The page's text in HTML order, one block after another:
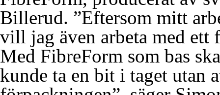
Billerud. ”Eftersom mitt
vill jag även arbeta med
Med FibreForm som bas
kunde ta en bit i taget utan